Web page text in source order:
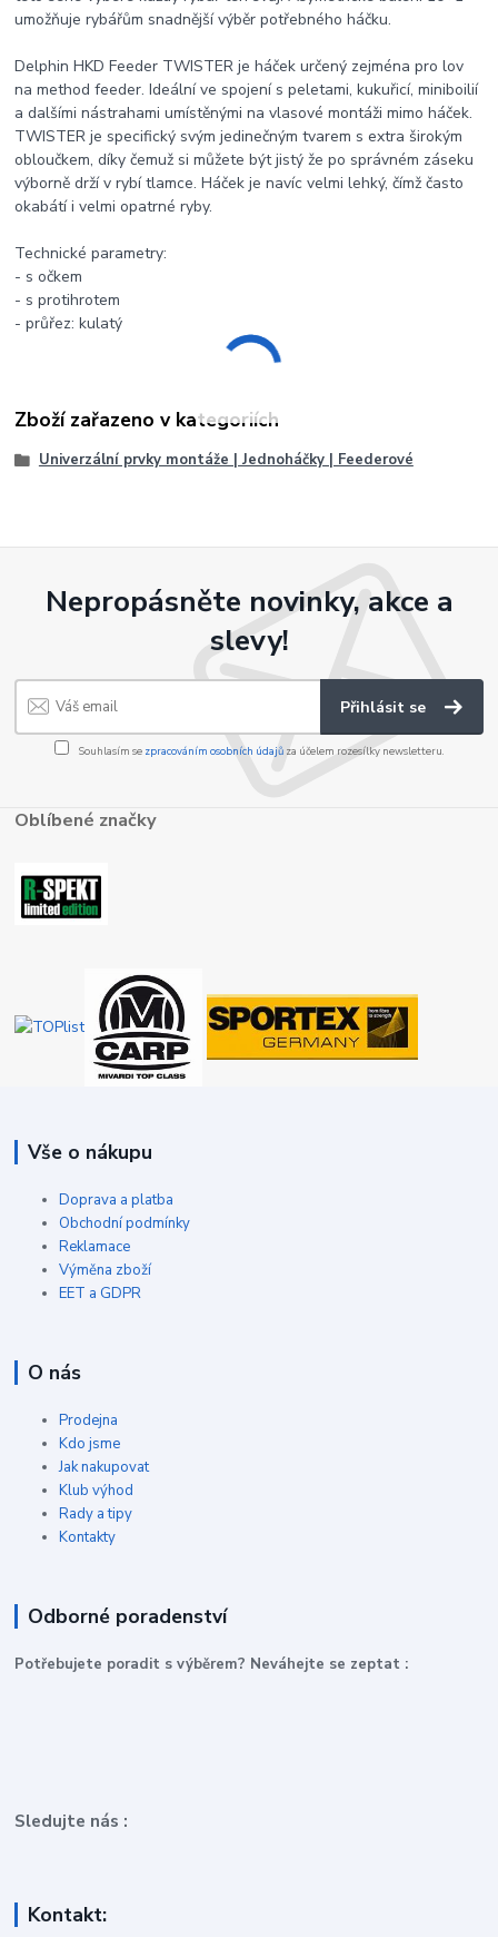
umožňuje rybářům snadnější výběr potřebného háčku.
Delphin HKD Feeder TWISTER je háček určený zejména pro lov
na method feeder. Ideální ve spojení s peletami, kukuřicí, miniboilií
a dalšími nástrahami umístěnými na vlasové montáži mimo háček.
TWISTER je specifický svým jedinečným tvarem s extra širokým
obloučkem, díky čemuž si můžete být jistý že po správném záseku
výborně drží v rybí tlamce. Háček je navíc velmi lehký, čímž často
okabátí i velmi opatrné ryby.
Technické parametry:
- s očkem
- s protihrotem
- průřez: kulatý
Zboží zařazeno v kategoriích
Univerzální prvky montáže | Jednoháčky | Feederové
Nepropásněte novinky, akce a
slevy!
Přihlásit se
Souhlasím se zpracováním osobních údajůza účelem rozesílky newsletteru.
Oblíbené značky
Vše o nákupu
Doprava a platba
Obchodní podmínky
Reklamace
Výměna zboží
EET a GDPR
O nás
Prodejna
Kdo jsme
Jak nakupovat
Klub výhod
Rady a tipy
Kontakty
Odborné poradenství
Potřebujete poradit s výběrem? Neváhejte se zeptat :
Sledujte nás :
Kontakt: